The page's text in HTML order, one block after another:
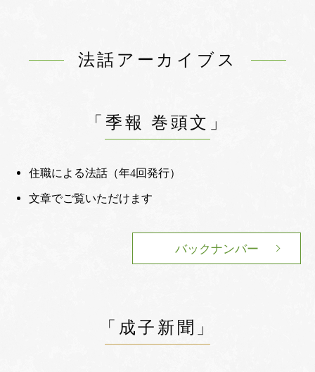
法話アーカイブス
「季報 巻頭文」
住職による法話（年4回発行）
文章でご覧いただけます
バックナンバー
「成子新聞」